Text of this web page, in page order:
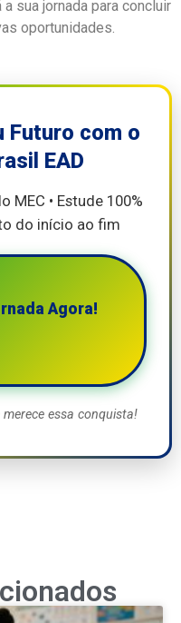
sua jornada para concluir
oportunidades.
Futuro com o
EAD
• Estude 100%
do início ao fim
Agora!
essa conquista!